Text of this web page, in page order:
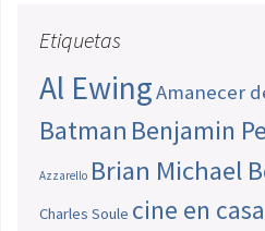
Etiquetas
Al EwingAmanecer
Batman Benjamin
Azzarello Brian Michael
Charles Soule cine en casa